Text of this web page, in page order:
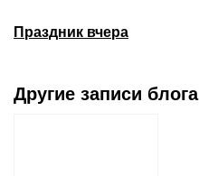
Праздник вчера
Другие записи блога